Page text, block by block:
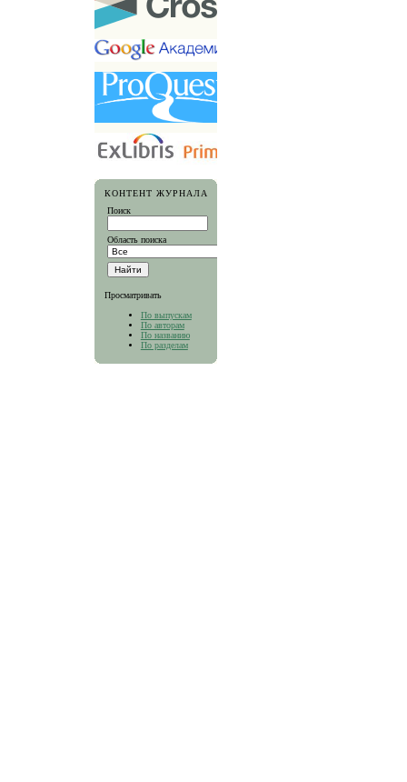
КОНТЕНТ ЖУРНАЛА
Поиск
Область поиска
Просматривать
По выпускам
По авторам
По названию
По разделам